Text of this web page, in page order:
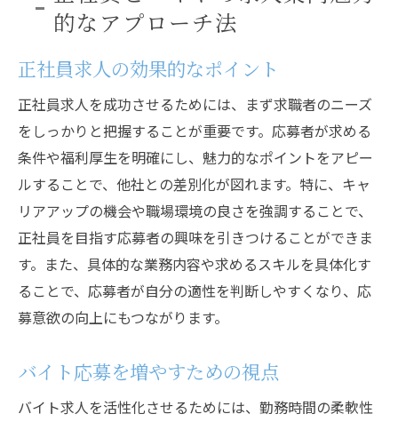
的なアプローチ法
正社員求人の効果的なポイント
正社員求人を成功させるためには、まず求職者のニーズ
をしっかりと把握することが重要です。応募者が求める
条件や福利厚生を明確にし、魅力的なポイントをアピー
ルすることで、他社との差別化が図れます。特に、キャ
リアアップの機会や職場環境の良さを強調することで、
正社員を目指す応募者の興味を引きつけることができま
す。また、具体的な業務内容や求めるスキルを具体化す
ることで、応募者が自分の適性を判断しやすくなり、応
募意欲の向上にもつながります。
バイト応募を増やすための視点
バイト求人を活性化させるためには、勤務時間の柔軟性